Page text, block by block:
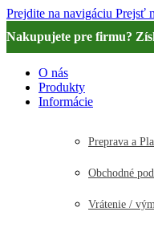
Prejdite na navigáciu Prejsť
Nakupujete pre firmu?
O nás
Produkty
Informácie
Preprava a
Obchodné
Vrátenie /